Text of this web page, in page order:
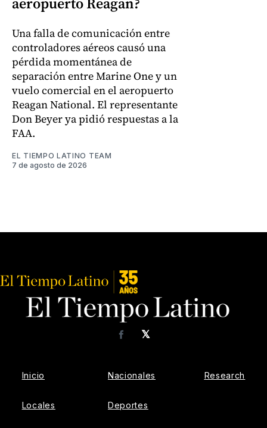
Una falla de comunicación entre
controladores aéreos causó una
pérdida momentánea de
separación entre Marine One y un
vuelo comercial en el aeropuerto
Reagan National. El representante
Don Beyer ya pidió respuestas a la
FAA.
EL TIEMPO LATINO TEAM
7 de agosto de 2026
𝕏
Facebook
Inicio
Locales
Nacionales
Deportes
Research